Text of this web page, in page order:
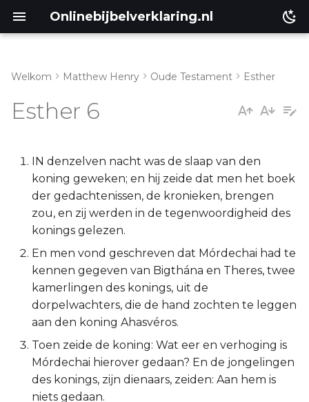
Onlinebijbelverklaring.nl
Esther 6:4-11
Esther 6:12-14
Lukas
Johannes
Handelingen
Romeinen
1 Korinthe
2 Korinthe
Galaten
Éfeze
Welkom Matthew Henry Oude Testament Esther
Esther 6
IN denzelven nacht was de slaap van den
koning geweken; en hij zeide dat men het boek
der gedachtenissen, de kronieken, brengen
zou, en zij werden in de tegenwoordigheid des
konings gelezen.
En men vond geschreven dat Mórdechai had te
kennen gegeven van Bigthána en Theres, twee
kamerlingen des konings, uit de
dorpelwachters, die de hand zochten te leggen
aan den koning Ahasvéros.
Toen zeide de koning: Wat eer en verhoging is
Mórdechai hierover gedaan? En de jongelingen
des konings, zijn dienaars, zeiden: Aan hem is
niets gedaan.